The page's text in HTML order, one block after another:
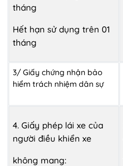
tháng
Hết hạn sử dụng trên 01
tháng
3/ Giấy chứng nhận bảo
hiểm trách nhiệm dân sự
4. Giấy phép lái xe của
người điều khiển xe
không mang: